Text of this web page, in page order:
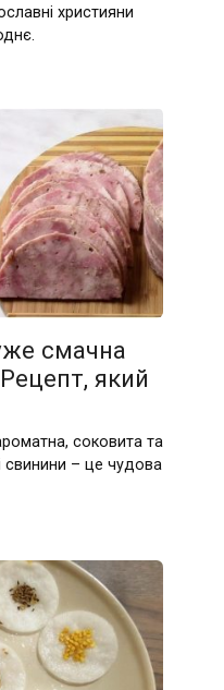
християни
смачна
який
соковита та
– це чудова